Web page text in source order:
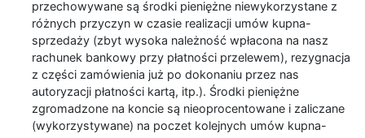
przechowywane są środki pieniężne niewykorzystane z
różnych przyczyn w czasie realizacji umów kupna-
sprzedaży (zbyt wysoka należność wpłacona na nasz
rachunek bankowy przy płatności przelewem), rezygnacja
z części zamówienia już po dokonaniu przez nas
autoryzacji płatności kartą, itp.). Środki pieniężne
zgromadzone na koncie są nieoprocentowane i zaliczane
(wykorzystywane) na poczet kolejnych umów kupna-